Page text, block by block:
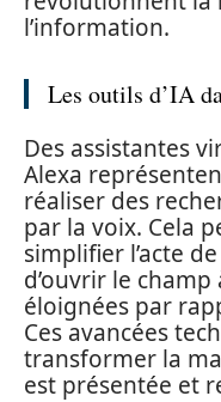
l’information.
Les outils d’IA
Des assistantes
Alexa
réaliser des
par la voix. Cela
simplifier l’acte
d’ouvrir le
éloignées par
Ces avancées
transformer la
est présentée et